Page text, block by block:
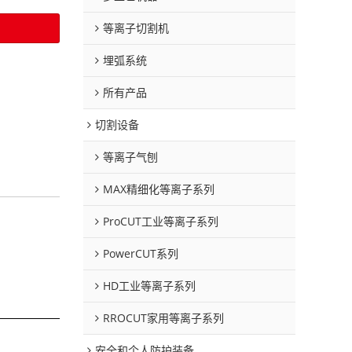
等离子切割机
埋弧系统
所有产品
切割设备
等离子气刨
MAX精细化等离子系列
ProCUT工业等离子系列
PowerCUT系列
HD工业等离子系列
RROCUT家用等离子系列